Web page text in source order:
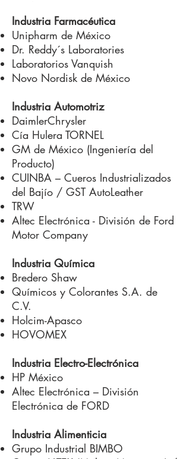
Industria Farmacéutica
Unipharm de México
Dr. Reddy´s Laboratories
Laboratorios Vanquish
Novo Nordisk de México
Industria Automotriz
DaimlerChrysler
Cía Hulera TORNEL
GM de México (Ingeniería del
Producto)
CUINBA – Cueros Industrializados
del Bajío / GST AutoLeather
TRW
Altec Electrónica - División de Ford
Motor Company
Industria Química
Bredero Shaw
Químicos y Colorantes S.A. de
C.V.
Holcim-Apasco
HOVOMEX
Industria Electro-Electrónica
HP México
Altec Electrónica – División
Electrónica de FORD
Industria Alimenticia
Grupo Industrial BIMBO